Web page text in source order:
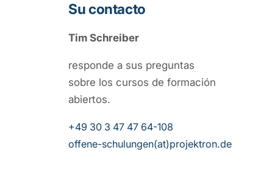
Su contacto
Tim Schreiber
responde a sus preguntas
sobre los cursos de formación
abiertos.
+49 30 3 47 47 64-108
offene-schulungen(at)projektron.de